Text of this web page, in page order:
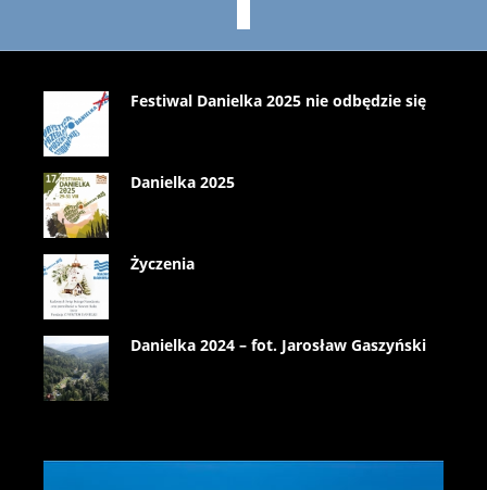
Festiwal Danielka 2025 nie odbędzie się
Danielka 2025
Życzenia
Danielka 2024 – fot. Jarosław Gaszyński